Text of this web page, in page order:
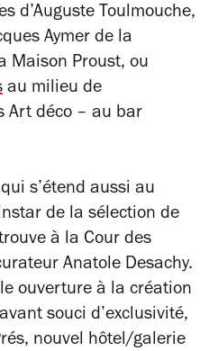
d’Auguste Toulmouche,
Aymer de la
Maison Proust, ou
au milieu de
Art déco – au bar
s’étend aussi au
de la sélection de
à la Cour des
Anatole Desachy.
ouverture à la création
souci d’exclusivité,
nouvel hôtel/galerie